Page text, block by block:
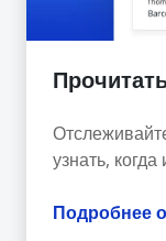
узнать,
Подробнее